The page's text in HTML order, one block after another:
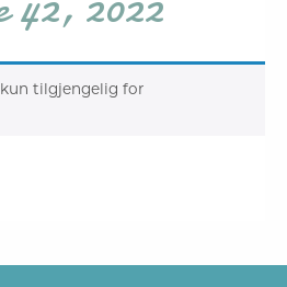
tilgjengelig for